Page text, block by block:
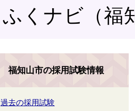
ふくナビ（福
福知山市の採用試験情報
過去の採用試験